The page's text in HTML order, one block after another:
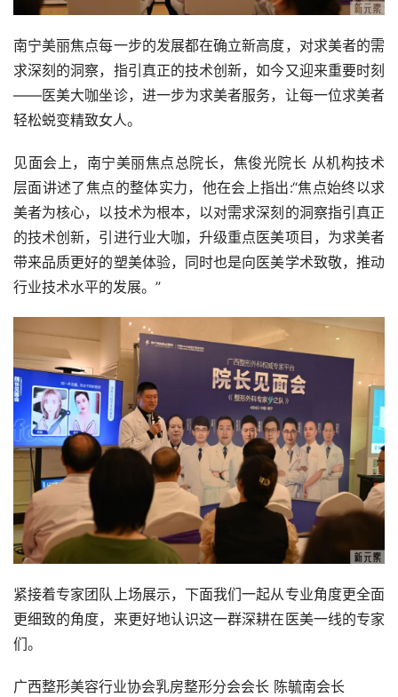
南宁美丽焦点每一步的发展都在确立新高度，对求美者的需
求深刻的洞察，指引真正的技术创新，如今又迎来重要时刻
——医美大咖坐诊，进一步为求美者服务，让每一位求美者
轻松蜕变精致女人。
见面会上，南宁美丽焦点总院长，焦俊光院长 从机构技术
层面讲述了焦点的整体实力，他在会上指出:“焦点始终以求
美者为核心，以技术为根本，以对需求深刻的洞察指引真正
的技术创新，引进行业大咖，升级重点医美项目，为求美者
带来品质更好的塑美体验，同时也是向医美学术致敬，推动
行业技术水平的发展。”
紧接着专家团队上场展示，下面我们一起从专业角度更全面
更细致的角度，来更好地认识这一群深耕在医美一线的专家
们。
广西整形美容行业协会乳房整形分会会长 陈毓南会长